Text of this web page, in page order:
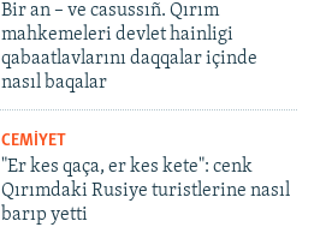
Bir an – ve casussıñ. Qırım
mahkemeleri devlet hainligi
qabaatlavlarını daqqalar içinde
nasıl baqalar
CEMİYET
"Er kes qaça, er kes kete": cenk
Qırımdaki Rusiye turistlerine nasıl
barıp yetti